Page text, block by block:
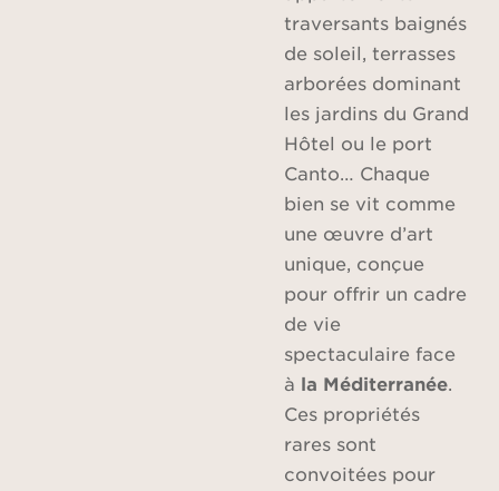
traversants baignés
de soleil, terrasses
arborées dominant
les jardins du Grand
Hôtel ou le port
Canto… Chaque
bien se vit comme
une œuvre d’art
unique, conçue
pour offrir un cadre
de vie
spectaculaire face
à la Méditerranée.
Ces propriétés
rares sont
convoitées pour